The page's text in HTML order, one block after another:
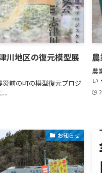
川地区の復元模型展
前の町の模型復元プロジ
...
農
い
お知らせ